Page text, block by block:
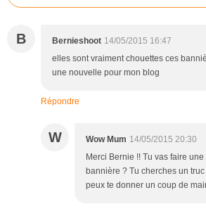
B Bernieshoot 14/05/2015 16:47
elles sont vraiment chouettes ces
une nouvelle pour mon blog
Répondre
W Wow Mum 14/05/2015 20:30
Merci Bernie !! Tu vas faire
bannière ? Tu cherches un
peux te donner un coup de